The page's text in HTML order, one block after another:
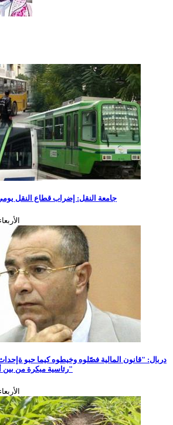
جامعة النقل: إضراب قطاع النقل يومي 25 و26 جانفي مازال
الأربعاء، 28 ديسمبر،
دربال: "قانون المالية فصّلوه وخيطوه كيما حبو
رئاسية مبكرة من بين أهم الحلول للأزمة السياسية"
الأربعاء، 28 ديسمبر،